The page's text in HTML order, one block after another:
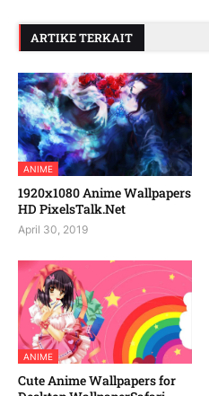
ARTIKE TERKAIT
ANIME
1920x1080 Anime Wallpapers
HD PixelsTalk.Net
April 30, 2019
ANIME
Cute Anime Wallpapers for